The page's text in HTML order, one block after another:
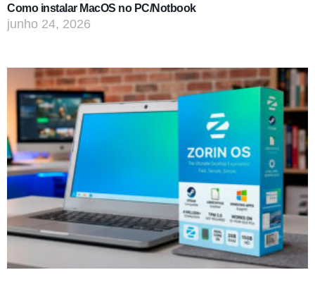
Como instalar MacOS no PC/Notbook
junho 24, 2026